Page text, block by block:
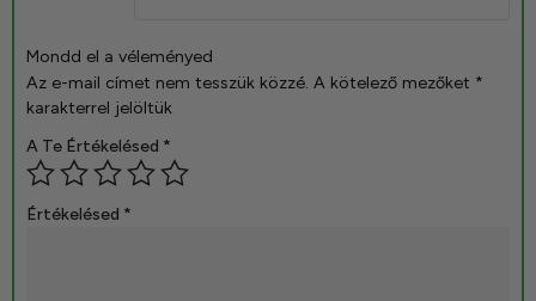
Mondd el a véleményed
Az e-mail címet nem tesszük közzé. A kötelező mezőket *
karakterrel jelöltük
A Te Értékelésed *
Értékelésed *